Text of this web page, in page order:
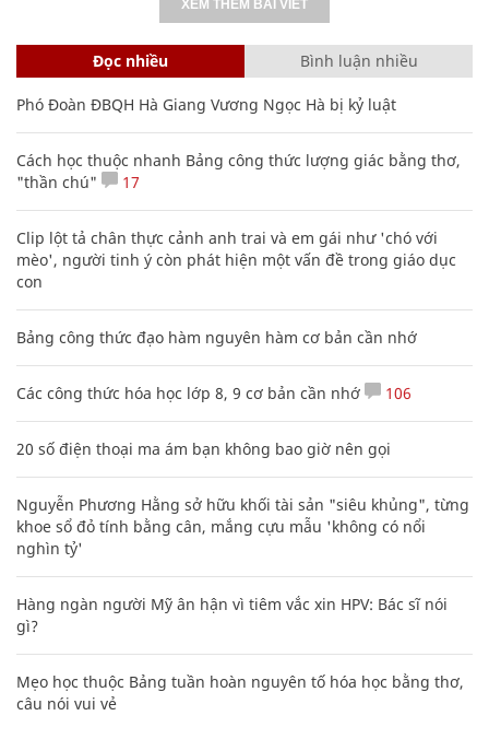
XEM THÊM BÀI VIẾT
Đọc nhiều Bình luận nhiều
Phó Đoàn ĐBQH Hà Giang Vương Ngọc Hà bị kỷ luật
Cách học thuộc nhanh Bảng công thức lượng giác bằng thơ,
"thần chú"
17
Clip lột tả chân thực cảnh anh trai và em gái như 'chó với
mèo', người tinh ý còn phát hiện một vấn đề trong giáo dục
con
Bảng công thức đạo hàm nguyên hàm cơ bản cần nhớ
Các công thức hóa học lớp 8, 9 cơ bản cần nhớ 106
20 số điện thoại ma ám bạn không bao giờ nên gọi
Nguyễn Phương Hằng sở hữu khối tài sản "siêu khủng", từng
khoe sổ đỏ tính bằng cân, mắng cựu mẫu 'không có nổi
nghìn tỷ'
Hàng ngàn người Mỹ ân hận vì tiêm vắc xin HPV: Bác sĩ nói
gì?
Mẹo học thuộc Bảng tuần hoàn nguyên tố hóa học bằng thơ,
câu nói vui vẻ